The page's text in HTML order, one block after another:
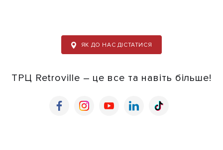
ЯК ДО НАС ДІСТАТИСЯ
ТРЦ Retroville – це все та навіть більше!